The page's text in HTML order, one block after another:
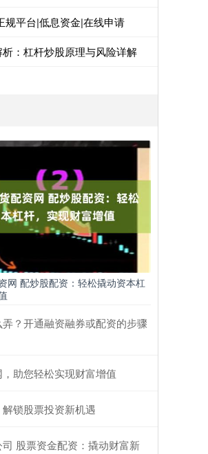
规平台|低息资金|在线申请
：杠杆炒股原理与风险详解
网 配炒股配资：轻松撬动资本杠
？开通融资融券或配资的步骤
助您轻松实现财富增值
锁股票投资新机遇
股票资金配资：撬动财富新